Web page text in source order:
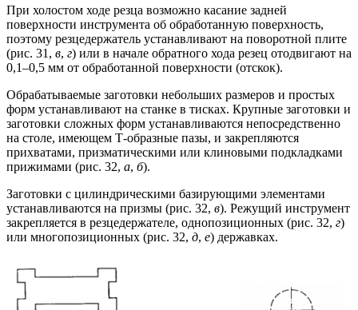
При холостом ходе резца возможно касание задней
поверхности инструмента об обработанную поверхность,
поэтому резцедержатель устанавливают на поворотной плите
(рис. 31, в, г) или в начале обратного хода резец отодвигают на
0,1–0,5 мм от обработанной поверхности (отскок).
Обрабатываемые заготовки небольших размеров и простых
форм устанавливают на станке в тисках. Крупные заготовки и
заготовки сложных форм устанавливаются непосредственно
на столе, имеющем Т-образные пазы, и закрепляются
прихватами, призматическими или клиновыми подкладками
прижимами (рис. 32, а, б).
Заготовки с цилиндрическими базирующими элементами
устанавливаются на призмы (рис. 32, в). Режущий инструмент
закрепляется в резцедержателе, однопозиционных (рис. 32, г)
или многопозиционных (рис. 32, д, е) державках.